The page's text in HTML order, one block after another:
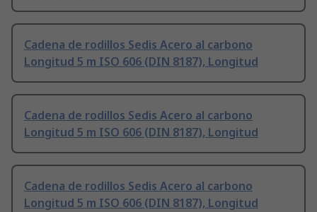
Cadena de rodillos Sedis Acero al carbono
Longitud 5 m ISO 606 (DIN 8187), Longitud
Cadena de rodillos Sedis Acero al carbono
Longitud 5 m ISO 606 (DIN 8187), Longitud
Cadena de rodillos Sedis Acero al carbono
Longitud 5 m ISO 606 (DIN 8187), Longitud